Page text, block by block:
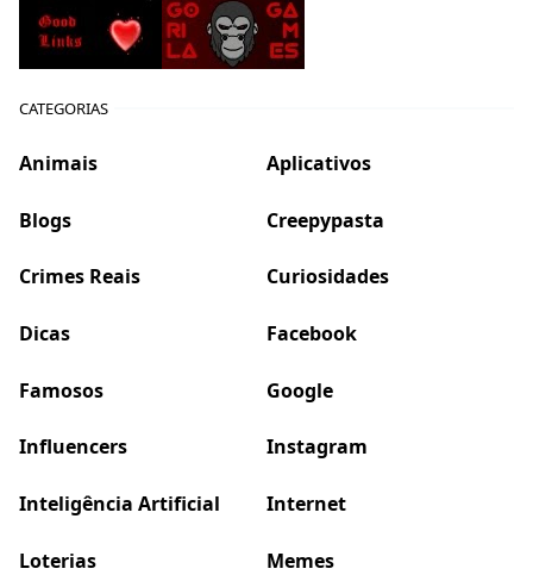
CATEGORIAS
Animais Aplicativos
Blogs Creepypasta
Crimes Reais Curiosidades
Dicas Facebook
Famosos Google
Influencers Instagram
Inteligência Artificial Internet
Loterias Memes